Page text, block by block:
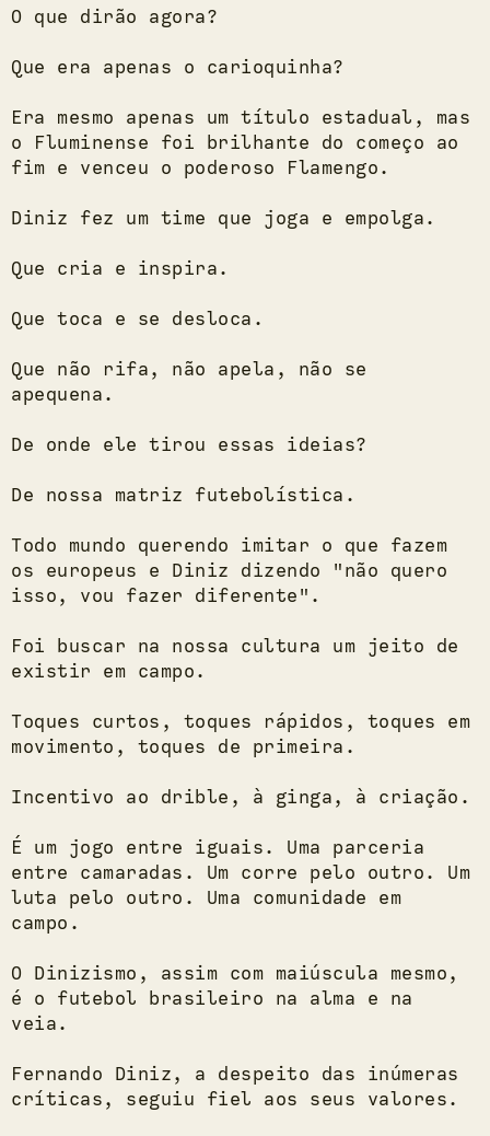
O que dirão agora?
Que era apenas o carioquinha?
Era mesmo apenas um título estadual, mas
o Fluminense foi brilhante do começo ao
fim e venceu o poderoso Flamengo.
Diniz fez um time que joga e empolga.
Que cria e inspira.
Que toca e se desloca.
Que não rifa, não apela, não se
apequena.
De onde ele tirou essas ideias?
De nossa matriz futebolística.
Todo mundo querendo imitar o que fazem
os europeus e Diniz dizendo "não quero
isso, vou fazer diferente".
Foi buscar na nossa cultura um jeito de
existir em campo.
Toques curtos, toques rápidos, toques em
movimento, toques de primeira.
Incentivo ao drible, à ginga, à criação.
É um jogo entre iguais. Uma parceria
entre camaradas. Um corre pelo outro. Um
luta pelo outro. Uma comunidade em
campo.
O Dinizismo, assim com maiúscula mesmo,
é o futebol brasileiro na alma e na
veia.
Fernando Diniz, a despeito das inúmeras
críticas, seguiu fiel aos seus valores.